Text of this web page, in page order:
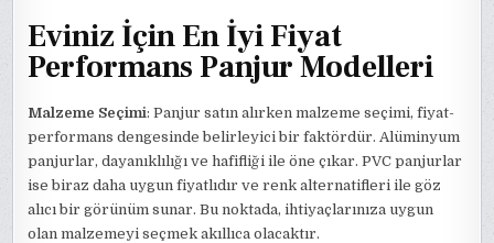
Eviniz İçin En İyi Fiyat
Performans Panjur Modelleri
Malzeme Seçimi: Panjur satın alırken malzeme seçimi, fiyat-
performans dengesinde belirleyici bir faktördür. Alüminyum
panjurlar, dayanıklılığı ve hafifliği ile öne çıkar. PVC panjurlar
ise biraz daha uygun fiyatlıdır ve renk alternatifleri ile göz
alıcı bir görünüm sunar. Bu noktada, ihtiyaçlarınıza uygun
olan malzemeyi seçmek akıllıca olacaktır.